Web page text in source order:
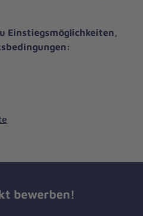
Einstiegsmöglichkeiten,
bewerben!